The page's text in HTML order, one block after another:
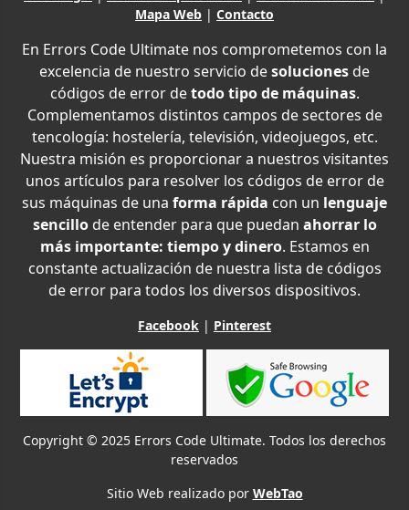
Mapa Web | Contacto
En Errors Code Ultimate nos comprometemos con la
excelencia de nuestro servicio desoluciones de
códigos de error detodo tipo de máquinas.
Complementamos distintos campos de sectores de
tencología: hostelería, televisión, videojuegos, etc.
Nuestra misión es proporcionar a nuestros visitantes
unos artículos para resolver los códigos de error de
sus máquinas de una forma rápida con un lenguaje
sencillode entender para que puedan ahorrar lo
más importante: tiempo y dinero. Estamos en
constante actualización de nuestra lista de códigos
de error para todos los diversos dispositivos.
Facebook | Pinterest
Copyright © 2025 Errors Code Ultimate. Todos los derechos
reservados
Sitio Web realizado por WebTao